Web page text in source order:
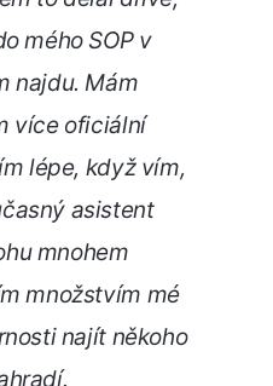
mého SOP v
najdu. Mám
více oficiální
lépe, když vím,
asistent
mnohem
množstvím mé
najít někoho